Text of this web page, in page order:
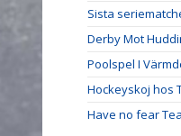
Sista
Derby Mot
Poolspel I
Hockeyskoj hos
Have no fear